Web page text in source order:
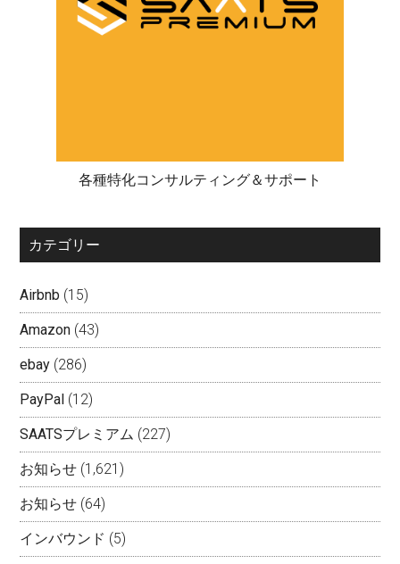
各種特化コンサルティング＆サポート
カテゴリー
Airbnb (15)
Amazon (43)
ebay (286)
PayPal (12)
SAATSプレミアム (227)
お知らせ (1,621)
お知らせ (64)
インバウンド (5)